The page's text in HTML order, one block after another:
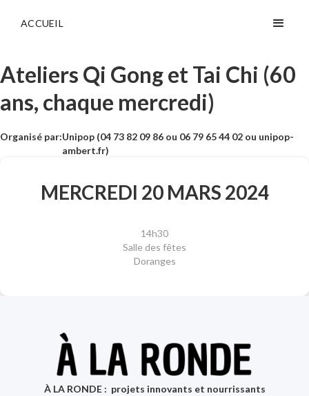
ACCUEIL
Ateliers Qi Gong et Tai Chi (60
ans, chaque mercredi)
Organisé par:Unipop (04 73 82 09 86 ou 06 79 65 44 02 ou unipop-
ambert.fr)
MERCREDI 20 MARS 2024
14h30
Salle des fêtes
Doranges
À LA RONDE : projets innovants et nourrissants